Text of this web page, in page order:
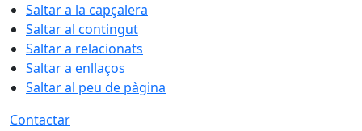
Saltar a la capçalera
Saltar al contingut
Saltar a relacionats
Saltar a enllaços
Saltar al peu de pàgina
Contactar